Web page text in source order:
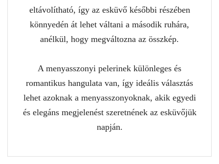
eltávolítható, így az esküvő későbbi részében
könnyedén át lehet váltani a második ruhára,
anélkül, hogy megváltozna az összkép.
A menyasszonyi pelerinek különleges és
romantikus hangulata van, így ideális választás
lehet azoknak a menyasszonyoknak, akik egyedi
és elegáns megjelenést szeretnének az esküvőjük
napján.